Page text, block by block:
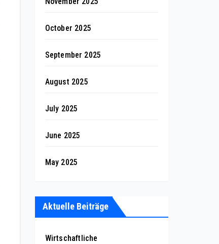
October 2025
September 2025
August 2025
July 2025
June 2025
May 2025
Aktuelle Beiträge
Wirtschaftliche